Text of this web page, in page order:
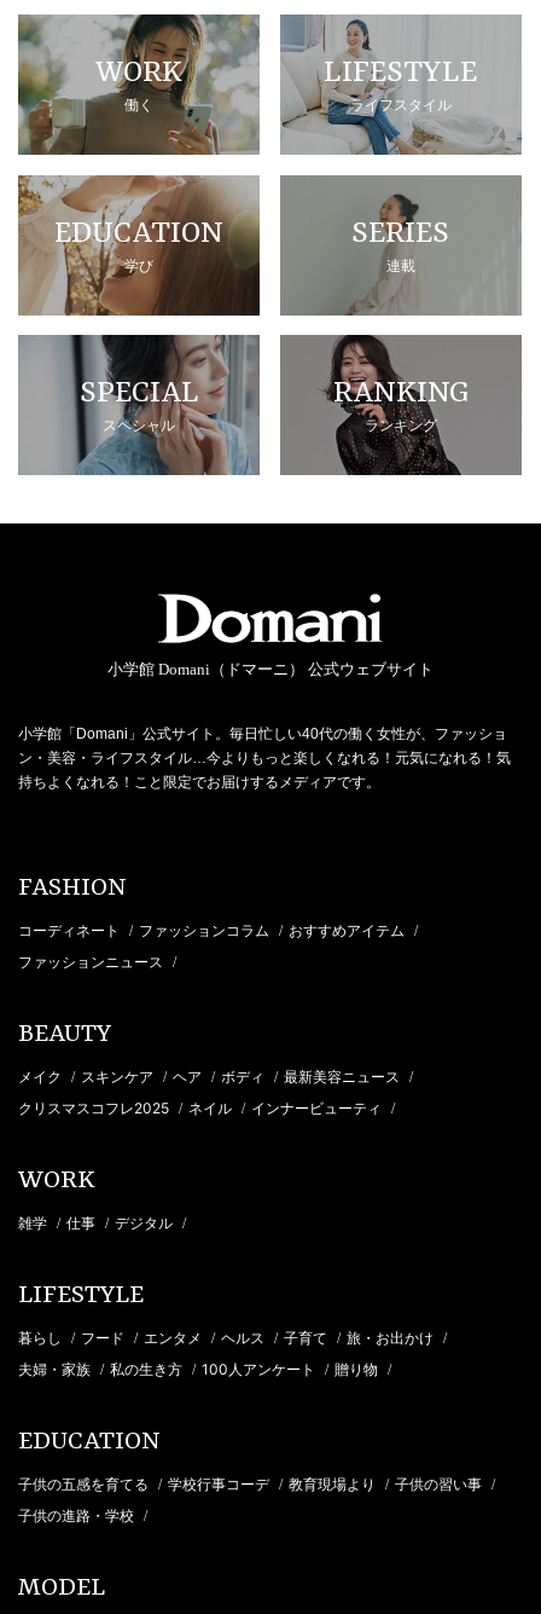
WORK
働く
LIFESTYLE
ライフスタイル
EDUCATION
学び
SERIES
連載
SPECIAL
スペシャル
RANKING
ランキング
小学館 Domani（ドマーニ） 公式ウェブサイト
小学館「Domani」公式サイト。毎日忙しい40代の働く女性が、ファッショ
ン・美容・ライフスタイル…今よりもっと楽しくなれる！元気になれる！気
持ちよくなれる！こと限定でお届けするメディアです。
FASHION
コーディネート / ファッションコラム / おすすめアイテム /
ファッションニュース /
BEAUTY
メイク / スキンケア / ヘア / ボディ / 最新美容ニュース /
クリスマスコフレ2025 / ネイル / インナービューティ /
WORK
雑学 / 仕事 / デジタル /
LIFESTYLE
暮らし / フード / エンタメ / ヘルス / 子育て / 旅・お出かけ /
夫婦・家族 / 私の生き方 / 100人アンケート / 贈り物 /
EDUCATION
子供の五感を育てる / 学校行事コーデ / 教育現場より / 子供の習い事 /
子供の進路・学校 /
MODEL